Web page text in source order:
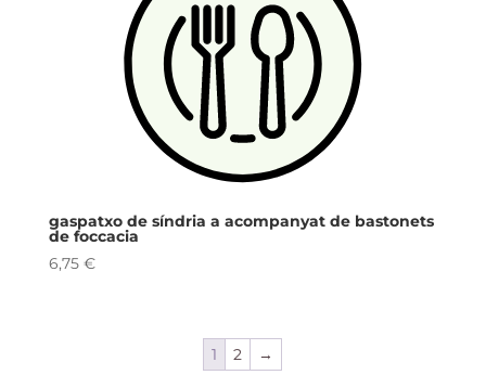
gaspatxo de síndria a acompanyat de bastonets
de foccacia
6,75 €
1 2 →